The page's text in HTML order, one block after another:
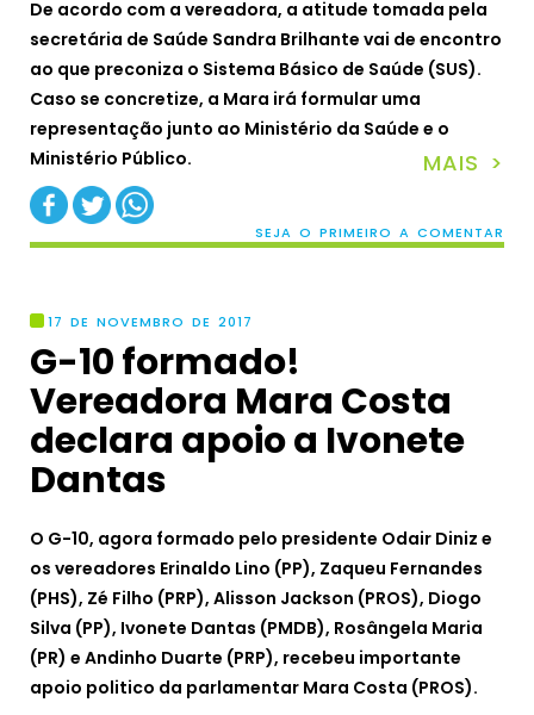
De acordo com a vereadora, a atitude tomada pela
secretária de Saúde Sandra Brilhante vai de encontro
ao que preconiza o Sistema Básico de Saúde (SUS).
Caso se concretize, a Mara irá formular uma
representação junto ao Ministério da Saúde e o
Ministério Público.
MAIS >
SEJA O PRIMEIRO A COMENTAR
17 DE NOVEMBRO DE 2017
G-10 formado!
Vereadora Mara Costa
declara apoio a Ivonete
Dantas
O G-10, agora formado pelo presidente Odair Diniz e
os vereadores Erinaldo Lino (PP), Zaqueu Fernandes
(PHS), Zé Filho (PRP), Alisson Jackson (PROS), Diogo
Silva (PP), Ivonete Dantas (PMDB), Rosângela Maria
(PR) e Andinho Duarte (PRP), recebeu importante
apoio politico da parlamentar Mara Costa (PROS).